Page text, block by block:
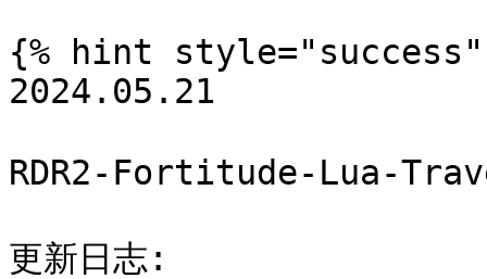
{% hint style="success"
2024.05.21
RDR2-Fortitude-Lua-
更新日志: